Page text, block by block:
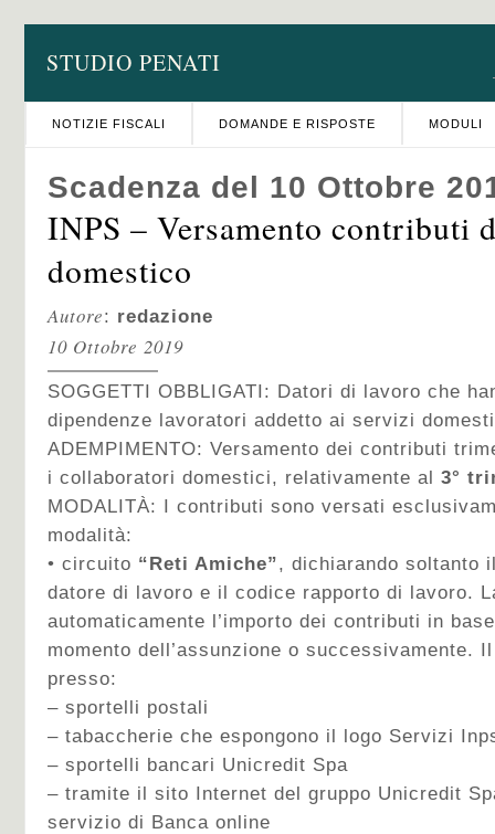
STUDIO PENATI
NOTIZIE FISCALI DOMANDE E RISPOSTE MODULI
Scadenza del 10 Ottobre
INPS – Versamento contributi
domestico
Autore: redazione
10 Ottobre 2019
SOGGETTI OBBLIGATI: Datori di lavoro che
dipendenze lavoratori addetto ai servizi
ADEMPIMENTO: Versamento dei contributi
i collaboratori domestici, relativamente al 3°
MODALITÀ: I contributi sono versati
modalità:
• circuito “Reti Amiche”, dichiarando soltanto
datore di lavoro e il codice rapporto di lavoro.
automaticamente l’importo dei contributi in
momento dell’assunzione o successivamente.
presso:
– sportelli postali
– tabaccherie che espongono il logo Servizi
– sportelli bancari Unicredit Spa
– tramite il sito Internet del gruppo Unicredit
servizio di Banca online